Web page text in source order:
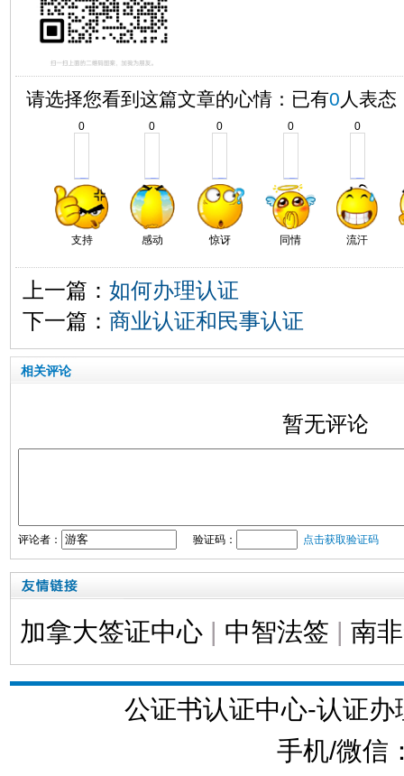
请选择您看到这篇文章的心情：已有0 人表态
0
支持
0
感动
0
惊讶
0
同情
0
流汗
上一篇： 如何办理认证
下一篇： 商业认证和民事认证
相关评论
暂无评论
评论者： 验证码： 点击获取验证码
加拿大签证中心 | 中智法签 | 南
公证书认证中心-认证
手机/微信